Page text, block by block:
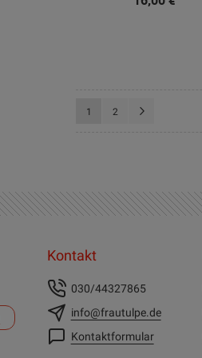
Seite
Sie lesen gerade die Seite
1 Seite
2
Kontakt
030/44327865
info@frautulpe.de
Kontaktformular